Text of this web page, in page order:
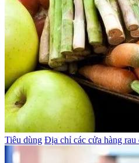
Tiêu dùng Địa chỉ các cửa hàng rau